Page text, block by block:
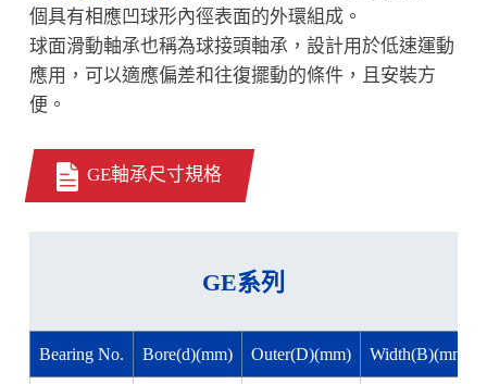
個具有相應凹球形內徑表面的外環組成。
球面滑動軸承也稱為球接頭軸承，設計用於低速運動
應用，可以適應偏差和往復擺動的條件，且安裝方
便。
GE軸承尺寸規格
GE系列
Bearing No. Bore(d)(mm) Outer(D)(mm) Width(B)(mm)